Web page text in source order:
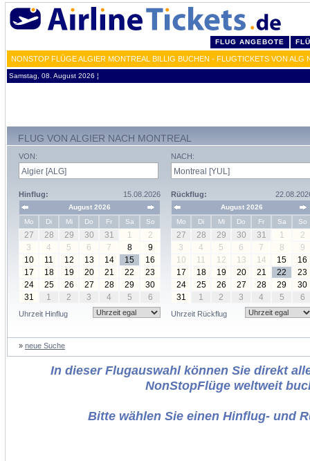
FLUG ANGEBOTE
NONSTOP FLÜGE ALGIER MONTREAL BILLIG BUCHEN - FLUGTICKETS VON ALG
Samstag, 08. August 2026 ¦
FLUG VON ALGIER NACH MONTREAL
VON:
Hinflug: 15.08.2026
August 2026
Mo
Di Mi Do Fr Sa So
27 28 29 30 31 1
2
3
4 5 6 7 8
9
10
11 12 13 14 15
16
17
18 19 20 21 22
23
24
25 26 27 28 29
30
31
1 2 3 4 5 6
Uhrzeit Hinflug
NACH:
Rückflug:
August 2026
Mo
Di Mi Do Fr Sa So
27 28 29 30 31 1
2
3
4 5 6 7 8
9
10
11 12 13 14 15
16
17
18 19 20 21 22
23
24
25 26 27 28 29
30
31
1 2 3 4 5 6
Uhrzeit Rückflug
» neue Suche
In dieser Flugauswahl können Sie direkt
NonStopFlüge weltweit
Bitte wählen Sie einen Hinflug- und